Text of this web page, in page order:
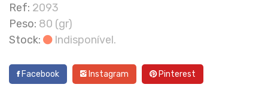
Ref: 2093
Peso: 80 (gr)
Stock:
Indisponível.
Facebook Instagram Pinterest